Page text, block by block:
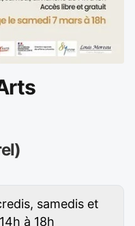
samedis et
à 18h